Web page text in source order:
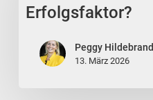
Erfolgsfaktor?
Erfolgsfaktor?
Peggy Hildebrand
13. März 2026